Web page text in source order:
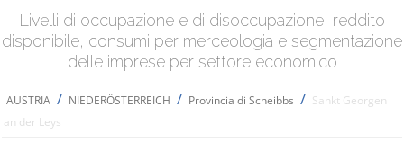
Livelli di occupazione e di disoccupazione, reddito
disponibile, consumi per merceologia e segmentazione
delle imprese per settore economico
AUSTRIA / NIEDERÖSTERREICH / Provincia di Scheibbs / Sankt Georgen
an der Leys